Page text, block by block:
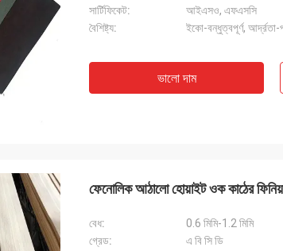
সার্টিফিকেট:
আইএসও, এফএসসি
বৈশিষ্ট্য:
ইকো-বন্ধুত্বপূর্ণ, আর্দ্রতা-
ভালো দাম
ফেনোলিক আঠালো হোয়াইট ওক কাঠের
বেধ:
0.6 মিমি-1.2 মিমি
গ্রেড:
এ বি সি ডি